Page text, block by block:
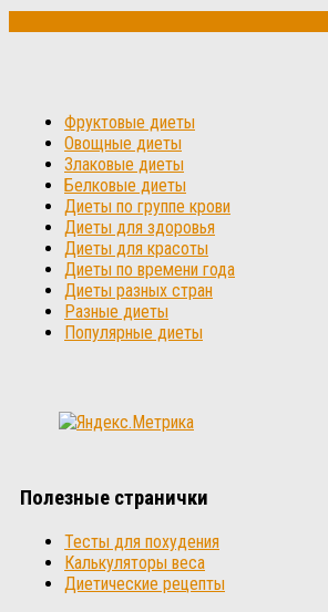
Фруктовые диеты
Овощные диеты
Злаковые диеты
Белковые диеты
Диеты по группе крови
Диеты для здоровья
Диеты для красоты
Диеты по времени года
Диеты разных стран
Разные диеты
Популярные диеты
Полезные странички
Тесты для похудения
Калькуляторы веса
Диетические рецепты